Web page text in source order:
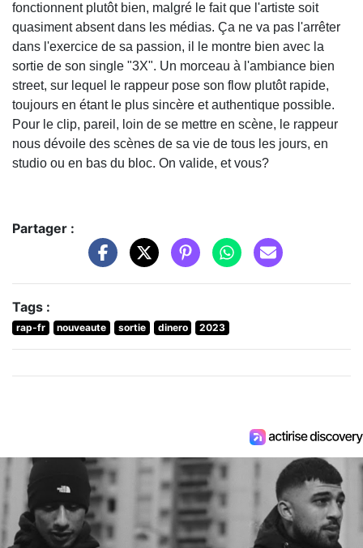
fonctionnent plutôt bien, malgré le fait que l'artiste soit
quasiment absent dans les médias. Ça ne va pas l'arrêter
dans l'exercice de sa passion, il le montre bien avec la
sortie de son single "3X". Un morceau à l'ambiance bien
street, sur lequel le rappeur pose son flow plutôt rapide,
toujours en étant le plus sincère et authentique possible.
Pour le clip, pareil, loin de se mettre en scène, le rappeur
nous dévoile des scènes de sa vie de tous les jours, en
studio ou en bas du bloc. On valide, et vous?
Partager :
Tags :
rap-fr nouveaute sortie dinero 2023